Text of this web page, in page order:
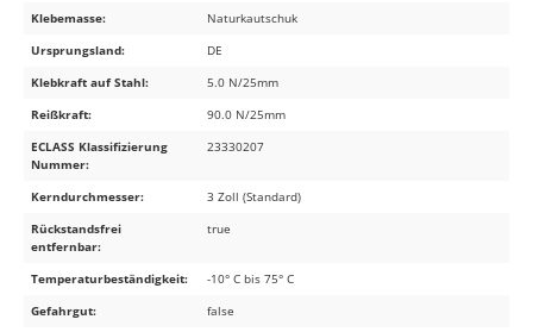
Klebemasse:
Naturkautschuk
Ursprungsland:
DE
Klebkraft auf Stahl:
5.0 N/25mm
Reißkraft:
90.0 N/25mm
ECLASS Klassifizierung
Nummer:
23330207
Kerndurchmesser:
3 Zoll (Standard)
Rückstandsfrei
entfernbar:
true
Temperaturbeständigkeit:
-10° C bis 75° C
Gefahrgut:
false